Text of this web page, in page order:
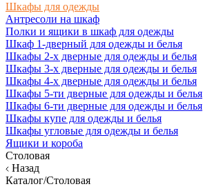
Шкафы для одежды
Антресоли на шкаф
Полки и ящики в шкаф для одежды
Шкаф 1-дверный для одежды и белья
Шкафы 2-х дверные для одежды и белья
Шкафы 3-х дверные для одежды и белья
Шкафы 4-х дверные для одежды и белья
Шкафы 5-ти дверные для одежды и белья
Шкафы 6-ти дверные для одежды и белья
Шкафы купе для одежды и белья
Шкафы угловые для одежды и белья
Ящики и короба
Столовая
Назад
Каталог/Столовая